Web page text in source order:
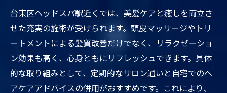
台東区ヘッドスパ駅近くでは、美髪ケアと癒しを両立さ
せた充実の施術が受けられます。頭皮マッサージやトリ
ートメントによる髪質改善だけでなく、リラクゼーショ
ン効果も高く、心身ともにリフレッシュできます。具体
的な取り組みとして、定期的なサロン通いと自宅でのヘ
アケアアドバイスの併用がおすすめです。これにより、